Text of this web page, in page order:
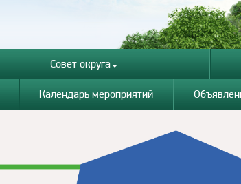
Совет округа
Календарь мероприятий